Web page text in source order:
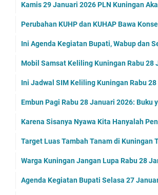
Kamis 29 Januari 2026 PLN Kuningan
Perubahan KUHP dan KUHAP Bawa
Ini Agenda Kegiatan Bupati, Wabup dan
Mobil Samsat Keliling Kuningan Rabu 28
Ini Jadwal SIM Keliling Kuningan Rabu
Embun Pagi Rabu 28 Januari 2026: Buku
Karena Sisanya Nyawa Kita Hanyalah
Target Luas Tambah Tanam di Kuningan
Warga Kuningan Jangan Lupa Rabu 28
Agenda Kegiatan Bupati Selasa 27